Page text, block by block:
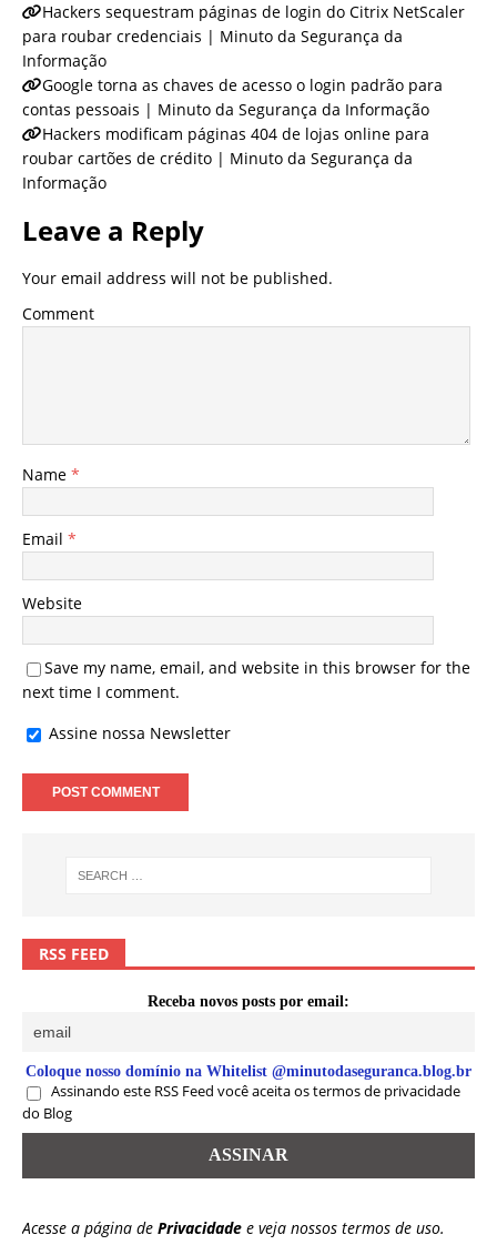
Hackers sequestram páginas de login do Citrix NetScaler
para roubar credenciais | Minuto da Segurança da
Informação
Google torna as chaves de acesso o login padrão para
contas pessoais | Minuto da Segurança da Informação
Hackers modificam páginas 404 de lojas online para
roubar cartões de crédito | Minuto da Segurança da
Informação
Leave a Reply
Your email address will not be published.
Comment
Name *
Email *
Website
Save my name, email, and website in this browser for the
next time I comment.
Assine nossa Newsletter
RSS FEED
Receba novos posts por email:
Coloque nosso domínio na Whitelist @minutodaseguranca.blog.br
Assinando este RSS Feed você aceita os termos de privacidade
do Blog
Acesse a página de Privacidade e veja nossos termos de uso.